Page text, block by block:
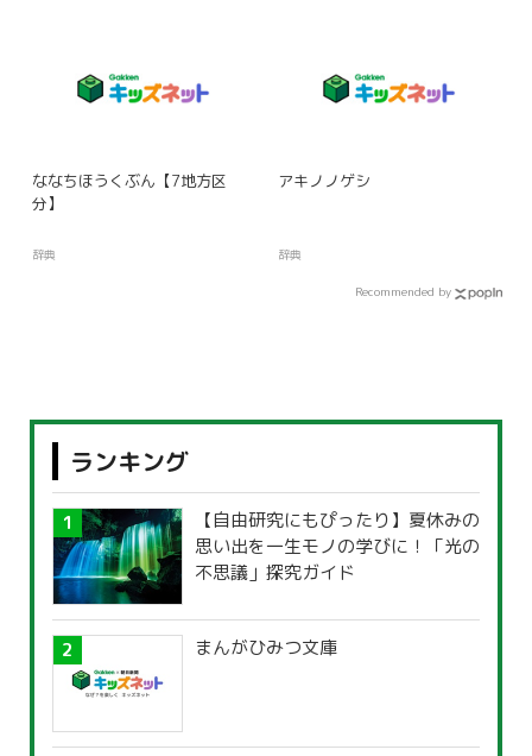
ななちほうくぶん【7地方区
分】
辞典
アキノノゲシ
辞典
Recommended by
ランキング
【自由研究にもぴったり】夏休みの
思い出を一生モノの学びに！「光の
不思議」探究ガイド
まんがひみつ文庫